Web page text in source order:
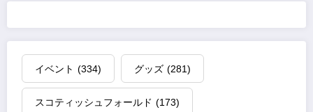
イベント (334) グッズ (281)
スコティッシュフォールド (173)